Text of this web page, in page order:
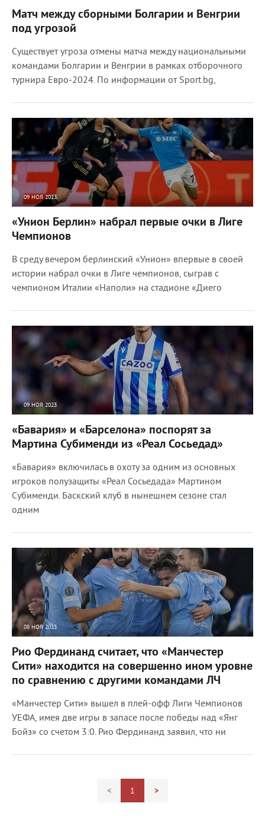
Матч между сборными Болгарии и Венгрии
под угрозой
Существует угроза отмены матча между национальными
командами Болгарии и Венгрии в рамках отборочного
турнира Евро-2024. По информации от Sport.bg,
09 НОЯ 2023
«Унион Берлин» набрал первые очки в Лиге
Чемпионов
В среду вечером берлинский «Унион» впервые в своей
истории набрал очки в Лиге чемпионов, сыграв с
чемпионом Италии «Наполи» на стадионе «Диего
09 НОЯ 2023
«Бавария» и «Барселона» поспорят за
Мартина Субименди из «Реал Сосьедад»
«Бавария» включилась в охоту за одним из основных
игроков полузащиты «Реал Сосьедада» Мартином
Субименди. Баскский клуб в нынешнем сезоне стал
одним
08 НОЯ 2023
Рио Фердинанд считает, что «Манчестер
Сити» находится на совершенно ином уровне
по сравнению с другими командами ЛЧ
«Манчестер Сити» вышел в плей-офф Лиги Чемпионов
УЕФА, имея две игры в запасе после победы над «Янг
Бойз» со счетом 3:0. Рио Фердинанд заявил, что ни
< 1 >